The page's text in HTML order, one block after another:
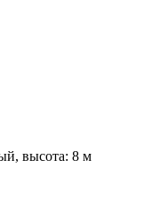
высота: 8 м